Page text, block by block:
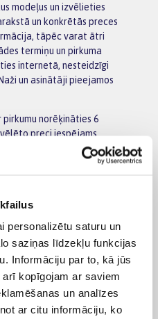
personalizētu saturu un
saziņas līdzekļu funkcijas
Informāciju par to, kā jūs
kopīgojam ar saviem
un analīzes
ar citu informāciju, ko
modeļus un izvēlieties
un konkrētās preces
tāpēc varat ātri
termiņu un pirkuma
internetā, nesteidzīgi
un asinātāji pieejamos
pirkumu norēķināties 6
preci iespējams
vairākās daļās. Piegāde
uz pakomātiem maksā no 2,99
ir norādīts konkrētās preces
un asinātāji piegādāsim
varētu saņemt jums